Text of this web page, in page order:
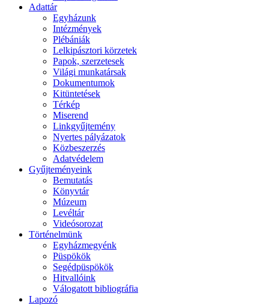
Adattár
Egyházunk
Intézmények
Plébániák
Lelkipásztori körzetek
Papok, szerzetesek
Világi munkatársak
Dokumentumok
Kitüntetések
Térkép
Miserend
Linkgyűjtemény
Nyertes pályázatok
Közbeszerzés
Adatvédelem
Gyűjteményeink
Bemutatás
Könyvtár
Múzeum
Levéltár
Videósorozat
Történelmünk
Egyházmegyénk
Püspökök
Segédpüspökök
Hitvallóink
Válogatott bibliográfia
Lapozó